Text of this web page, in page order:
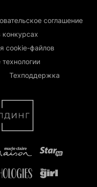
соглашение
конкурсах
cookie-файлов
Техподдержка